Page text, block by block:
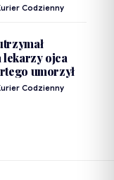
Codzienny
ojca
umorzył
Codzienny